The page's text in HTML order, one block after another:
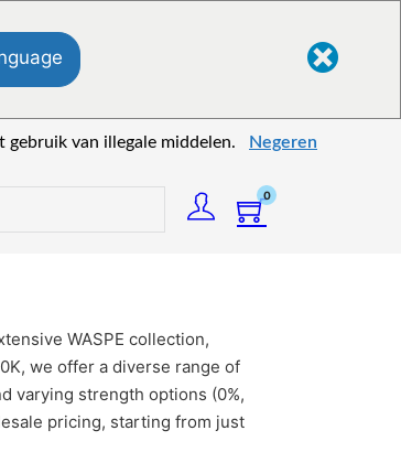
van illegale middelen. Negeren
0
WASPE collection,
we offer a diverse range of
varying strength options (0%,
pricing, starting from just